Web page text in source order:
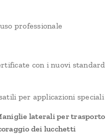
professionale
con i nuovi standard
per applicazioni speciali
laterali per trasporto
dei lucchetti